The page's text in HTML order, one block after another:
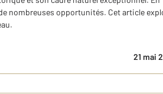
nombreuses opportunités. Cet article
21 mai